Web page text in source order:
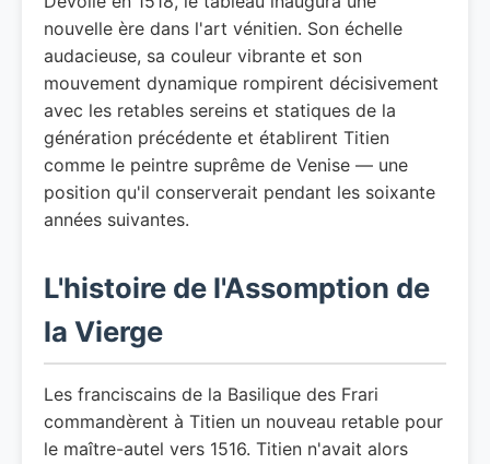
nouvelle ère dans l'art vénitien. Son échelle
audacieuse, sa couleur vibrante et son
mouvement dynamique rompirent décisivement
avec les retables sereins et statiques de la
génération précédente et établirent Titien
comme le peintre suprême de Venise — une
position qu'il conserverait pendant les soixante
années suivantes.
L'histoire de l'Assomption de
la Vierge
Les franciscains de la Basilique des Frari
commandèrent à Titien un nouveau retable pour
le maître-autel vers 1516. Titien n'avait alors